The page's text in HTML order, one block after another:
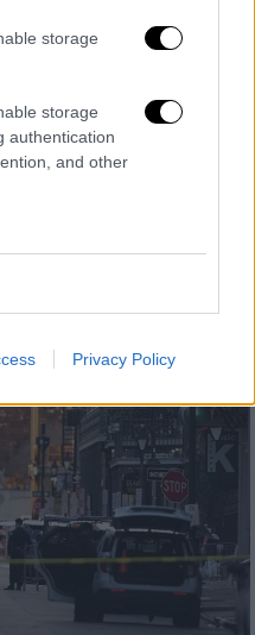
storage
storage
authentication
and other
Privacy Policy
Βίντεο -
που ο
από τη Νέα
αποφασισμένος να